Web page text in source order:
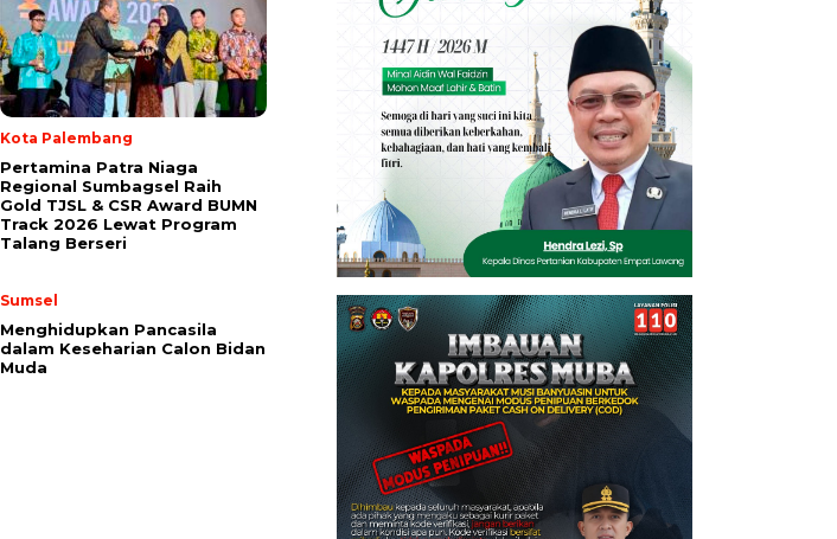
Kota Palembang
Pertamina Patra Niaga
Regional Sumbagsel Raih
Gold TJSL & CSR Award BUMN
Track 2026 Lewat Program
Talang Berseri
Sumsel
Menghidupkan Pancasila
dalam Keseharian Calon Bidan
Muda